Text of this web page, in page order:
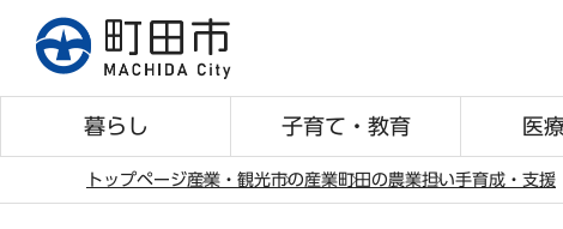
先
暮らし 子育て・教育 医
トップページ産業・観光市の産業町田の農業担い手育成・支援